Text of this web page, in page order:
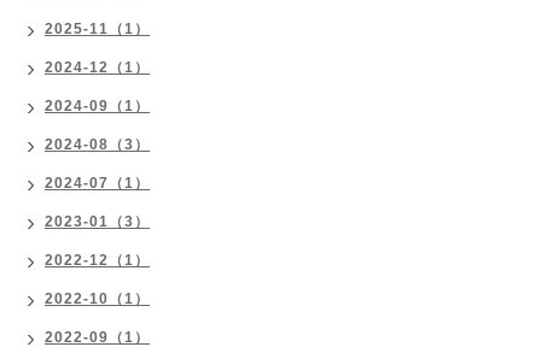
2025-11（1）
2024-12（1）
2024-09（1）
2024-08（3）
2024-07（1）
2023-01（3）
2022-12（1）
2022-10（1）
2022-09（1）